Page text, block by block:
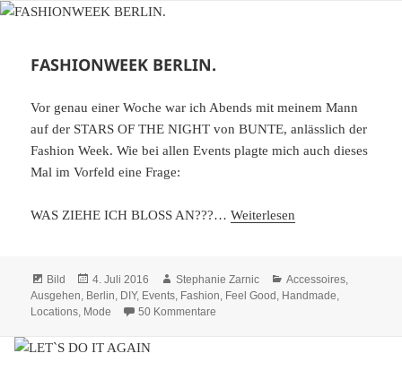
FASHIONWEEK BERLIN.
Vor genau einer Woche war ich Abends mit meinem Mann
auf der STARS OF THE NIGHT von BUNTE, anlässlich der
Fashion Week. Wie bei allen Events plagte mich auch dieses
Mal im Vorfeld eine Frage:
WAS ZIEHE ICH BLOSS AN???…Weiterlesen
Format
Bild
Veröffentlicht
am
4. Juli 2016 Autor
Stephanie Zarnic Kategorien
Accessoires,
Ausgehen, Berlin, DIY, Events, Fashion, Feel Good , Handmade,
Locations, Mode 50 Kommentare